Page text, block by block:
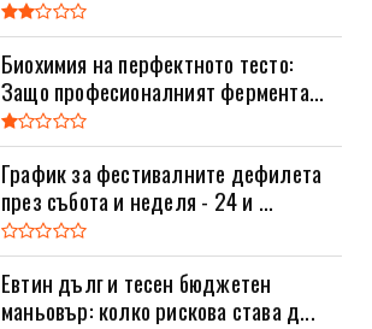
Биохимия на перфектното тесто:
Защо професионалният фермента...
График за фестивалните дефилета
през събота и неделя - 24 и ...
Евтин дълг и тесен бюджетен
маньовър: колко рискова става д...